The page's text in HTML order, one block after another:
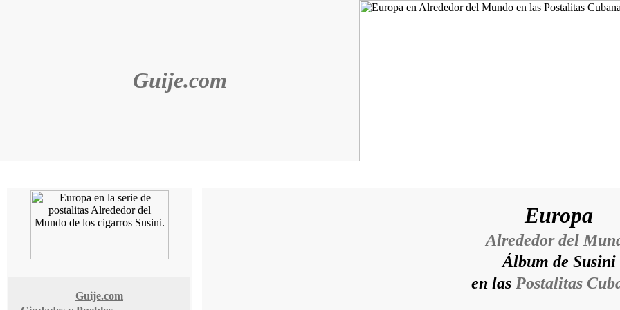
Guije.com
Guije.com
Europa
Alrededor del
Álbum de Susini
en las Postalitas